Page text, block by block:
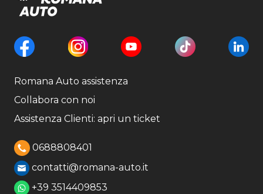
Romana Auto assistenza
Collabora con noi
Assistenza Clienti: apri un ticket
0688808401
contatti@romana-auto.it
+39 3514409853